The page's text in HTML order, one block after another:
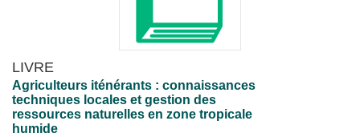
LIVRE
Agriculteurs iténérants : connaissances
techniques locales et gestion des
ressources naturelles en zone tropicale
humide